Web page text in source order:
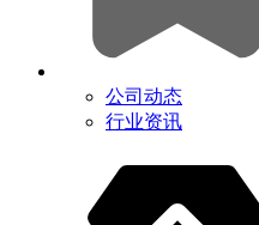
公司动态
行业资讯